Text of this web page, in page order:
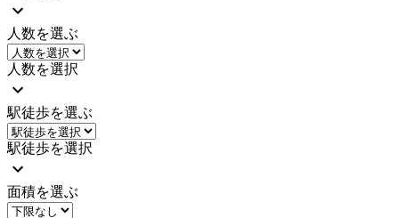
人数を選ぶ
人数を選択
駅徒歩を選ぶ
駅徒歩を選択
面積を選ぶ